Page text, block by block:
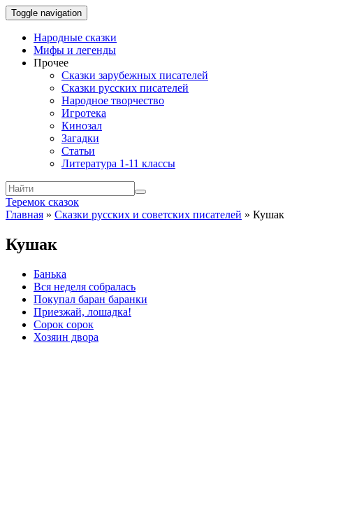
Toggle navigation
Народные сказки
Мифы и легенды
Прочее
Сказки зарубежных писателей
Сказки русских писателей
Народное творчество
Игротека
Кинозал
Загадки
Статьи
Литература 1-11 классы
Теремок сказок
Главная » Сказки русских и советских писателей » Кушак
Кушак
Банька
Вся неделя собралась
Покупал баран баранки
Приезжай, лошадка!
Сорок сорок
Хозяин двора